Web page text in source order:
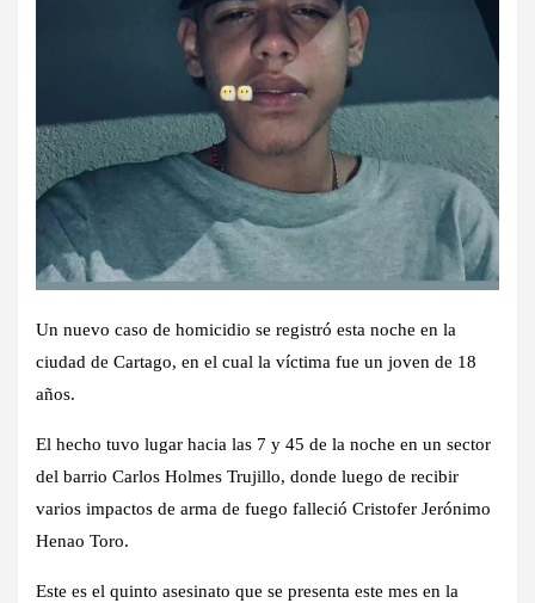
Un nuevo caso de homicidio se registró esta noche en la
ciudad de Cartago, en el cual la víctima fue un joven de 18
años.
El hecho tuvo lugar hacia las 7 y 45 de la noche en un sector
del barrio Carlos Holmes Trujillo, donde luego de recibir
varios impactos de arma de fuego falleció Cristofer Jerónimo
Henao Toro.
Este es el quinto asesinato que se presenta este mes en la